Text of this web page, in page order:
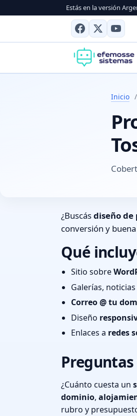
Estás en la versión
Inicio /
¿Buscásdiseño de
conversión y
Qué
Sitio sobre
Galerías,
Correo @ tu
Diseño
Enlaces a redes
¿Cuánto cuesta un
dominio,
rubro y